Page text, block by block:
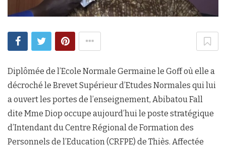
Diplômée de l’Ecole Normale Germaine le Goff où elle a
décroché le Brevet Supérieur d’Etudes Normales qui lui
a ouvert les portes de l’enseignement, Abibatou Fall
dite Mme Diop occupe aujourd’hui le poste stratégique
d’Intendant du Centre Régional de Formation des
Personnels de l’Education (CRFPE) de Thiès. Affectée